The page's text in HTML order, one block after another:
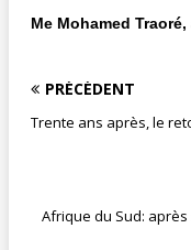
Me Mohamed
PRÉCÉDENT
Trente ans après, le
Afrique du Sud: